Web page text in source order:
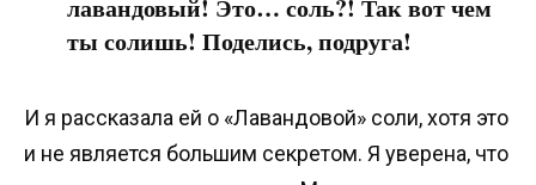
ты солишь! Поделись, подруга!
И я рассказала ей о «Лавандовой» соли, хотя это
и не является большим секретом. Я уверена, что